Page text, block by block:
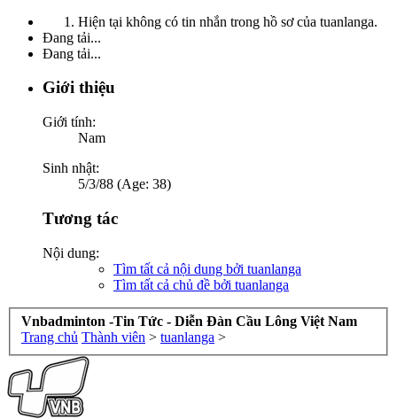
Hiện tại không có tin nhắn trong hồ sơ của tuanlanga.
Đang tải...
Đang tải...
Giới thiệu
Giới tính:
Nam
Sinh nhật:
5/3/88 (Age: 38)
Tương tác
Nội dung:
Tìm tất cả nội dung bởi tuanlanga
Tìm tất cả chủ đề bởi tuanlanga
Vnbadminton -Tin Tức - Diễn Đàn Cầu Lông Việt Nam
Trang chủ Thành viên > tuanlanga >